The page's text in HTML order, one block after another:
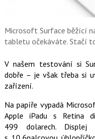
Microsoft Surface běžící
tabletu očekáváte. Stačí
V našem testování si
dobře – je však třeba si
zařízení.
Na papíře vypadá
Apple iPadu s Retina
499 dolarech.